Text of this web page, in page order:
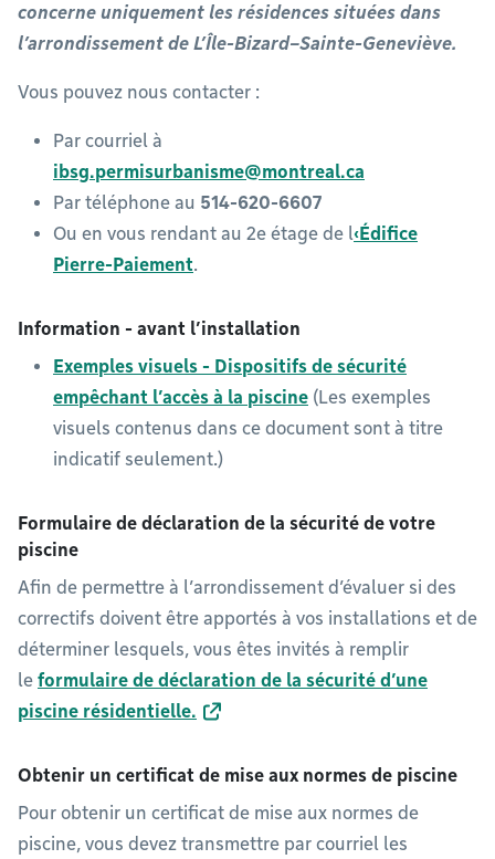
concerne uniquement les résidences situées dans
l’arrondissement de L’Île-Bizard–Sainte-Geneviève.
Vous pouvez nous contacter :
Par courriel à
ibsg.permisurbanisme@montreal.ca
Par téléphone au 514-620-6607
Ou en vous rendant au 2e étage de l‹Édifice
Pierre-Paiement.
Information - avant l’installation
Exemples visuels - Dispositifs de sécurité
empêchant l’accès à la piscine (Les exemples
visuels contenus dans ce document sont à titre
indicatif seulement.)
Formulaire de déclaration de la sécurité de votre
piscine
Afin de permettre à l’arrondissement d’évaluer si des
correctifs doivent être apportés à vos installations et de
déterminer lesquels, vous êtes invités à remplir
le formulaire de déclaration de la sécurité d’une
piscine résidentielle.
Obtenir un certificat de mise aux normes de piscine
Pour obtenir un certificat de mise aux normes de
piscine, vous devez transmettre par courriel les